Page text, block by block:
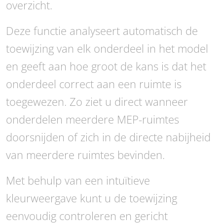
overzicht.
Deze functie analyseert automatisch de
toewijzing van elk onderdeel in het model
en geeft aan hoe groot de kans is dat het
onderdeel correct aan een ruimte is
toegewezen. Zo ziet u direct wanneer
onderdelen meerdere MEP-ruimtes
doorsnijden of zich in de directe nabijheid
van meerdere ruimtes bevinden.
Met behulp van een intuïtieve
kleurweergave kunt u de toewijzing
eenvoudig controleren en gericht